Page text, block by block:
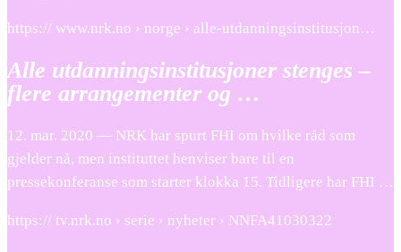
https:// www.nrk.no › norge › alle-utdanningsinstitusjon…
Alle utdanningsinstitusjoner stenges –
flere arrangementer og …
12. mar. 2020 — NRK har spurt FHI om hvilke råd som
gjelder nå, men instituttet henviser bare til en
pressekonferanse som starter klokka 15. Tidligere har FHI …
https:// tv.nrk.no › serie › nyheter › NNFA41030322